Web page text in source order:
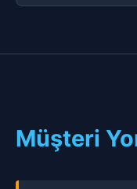
Müşteri